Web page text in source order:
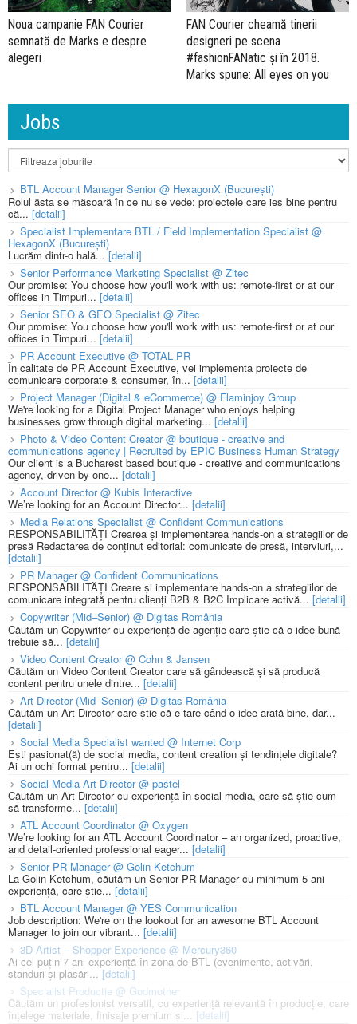
Noua campanie FAN Courier
semnată de Marks e despre
alegeri
FAN Courier cheamă tinerii
designeri pe scena
#fashionFANatic și în 2018.
Marks spune: All eyes on you
Jobs
BTL Account Manager Senior @ HexagonX (București)
Rolul ăsta se măsoară în ce nu se vede: proiectele care ies bine pentru
că... [detalii]
Specialist Implementare BTL / Field Implementation Specialist @
HexagonX (București)
Lucrăm dintr-o hală...[detalii]
Senior Performance Marketing Specialist @ Zitec
Our promise: You choose how you'll work with us: remote-first or at our
offices in Timpuri... [detalii]
Senior SEO & GEO Specialist @ Zitec
Our promise: You choose how you'll work with us: remote-first or at our
offices in Timpuri... [detalii]
PR Account Executive @ TOTAL PR
În calitate de PR Account Executive, vei implementa proiecte de
comunicare corporate & consumer, în... [detalii]
Project Manager (Digital & eCommerce) @ Flaminjoy Group
We're looking for a Digital Project Manager who enjoys helping
businesses grow through digital marketing... [detalii]
Photo & Video Content Creator @ boutique - creative and
communications agency | Recruited by EPIC Business Human Strategy
Our client is a Bucharest based boutique - creative and communications
agency, driven by one... [detalii]
Account Director @ Kubis Interactive
We’re looking for an Account Director... [detalii]
Media Relations Specialist @ Confident Communications
RESPONSABILITĂȚI Crearea și implementarea hands-on a strategiilor de
presă Redactarea de conținut editorial: comunicate de presă, interviuri,...
[detalii]
PR Manager @ Confident Communications
RESPONSABILITĂȚI Creare și implementare hands-on a strategiilor de
comunicare integrată pentru clienți B2B & B2C Implicare activă... [detalii]
Copywriter (Mid–Senior) @ Digitas România
Căutăm un Copywriter cu experiență de agenție care știe că o idee bună
trebuie să... [detalii]
Video Content Creator @ Cohn & Jansen
Căutăm un Video Content Creator care să gândească și să producă
content pentru unele dintre... [detalii]
Art Director (Mid–Senior) @ Digitas România
Căutăm un Art Director care știe că e tare când o idee arată bine, dar...
[detalii]
Social Media Specialist wanted @ Internet Corp
Ești pasionat(ă) de social media, content creation și tendințele digitale?
Ai un ochi format pentru... [detalii]
Social Media Art Director @ pastel
Căutăm un Art Director cu experiență în social media, care să știe cum
să transforme... [detalii]
ATL Account Coordinator @ Oxygen
We’re looking for an ATL Account Coordinator – an organized, proactive,
and detail-oriented professional eager... [detalii]
Senior PR Manager @ Golin Ketchum
La Golin Ketchum, căutăm un Senior PR Manager cu minimum 5 ani
experiență, care știe... [detalii]
BTL Account Manager @ YES Communication
Job description: We're on the lookout for an awesome BTL Account
Manager to join our vibrant... [detalii]
3D Artist – Shopper Experience @ Mercury360
Ai cel puțin 7 ani experiență în zona de BTL (evenimente, activări,
standuri și plasări... [detalii]
Specialist Productie @ Godmother
Căutăm un profesionist versatil, cu experiență relevantă în producție, care
înțelege materiale, finisaje premium și... [detalii]